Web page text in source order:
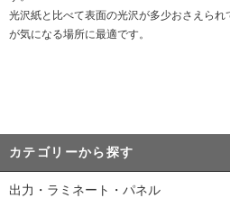
光沢紙と比べて表面の光沢が多少おさえら
が気になる場所に最適です。
カテゴリーから探す
出力・ラミネート・パネル